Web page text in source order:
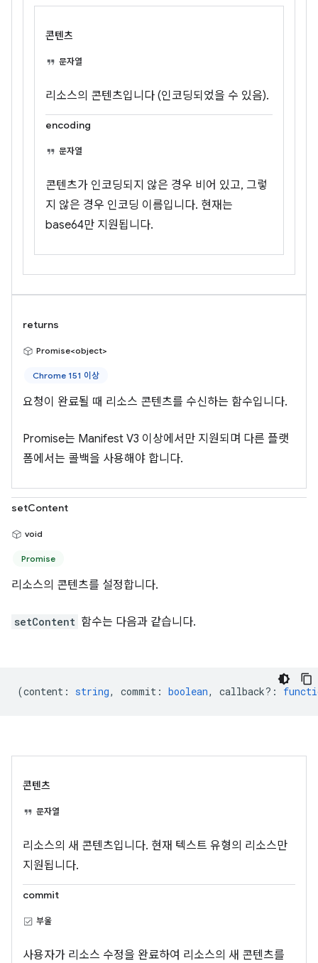
콘텐츠
문자열
리소스의 콘텐츠입니다 (인코딩되었을 수 있음).
encoding
문자열
콘텐츠가 인코딩되지 않은 경우 비어 있고, 그렇
지 않은 경우 인코딩 이름입니다. 현재는
base64만 지원됩니다.
returns
Promise<object>
Chrome 151 이상
요청이 완료될 때 리소스 콘텐츠를 수신하는 함수입니다.
Promise는 Manifest V3 이상에서만 지원되며 다른 플랫
폼에서는 콜백을 사용해야 합니다.
setContent
void
Promise
리소스의 콘텐츠를 설정합니다.
setContent 함수는 다음과 같습니다.
(content : string, commit : boolean, callback? :
콘텐츠
문자열
리소스의 새 콘텐츠입니다. 현재 텍스트 유형의 리소스만
지원됩니다.
commit
부울
사용자가 리소스 수정을 완료하여 리소스의 새 콘텐츠를